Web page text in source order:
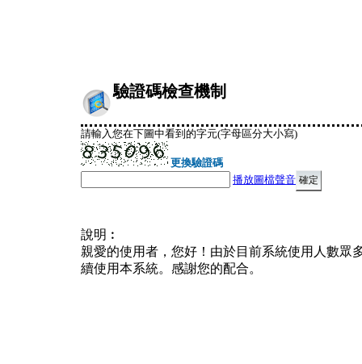
驗證碼檢查機制
請輸入您在下圖中看到的字元(字母區分大小寫)
更換驗證碼
播放圖檔聲音
說明︰
親愛的使用者，您好！由於目前系統使用人數眾
續使用本系統。感謝您的配合。